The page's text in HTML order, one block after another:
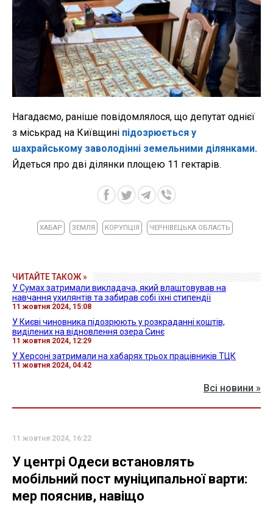
Нагадаємо, раніше повідомлялося, що депутат однієї
з міськрад на Київщині підозрюється у
шахрайському заволодінні земельними ділянками.
Йдеться про дві ділянки площею 11 гектарів.
ХАБАР ЗЕМЛЯ КОРУПЦІЯ ЧЕРНІВЕЦЬКА ОБЛАСТЬ
ЧИТАЙТЕ ТАКОЖ »
У Сумах затримали викладача, який влаштовував на
навчання ухилянтів та забирав собі їхні стипендії
11 жовтня 2024, 15:08
У Києві чиновника підозрюють у розкраданні коштів,
виділених на відновлення озера Синє
11 жовтня 2024, 12:29
У Херсоні затримали на хабарях трьох працівників ТЦК
11 жовтня 2024, 04:42
Всі новини »
11 жовтня 2024, 16:22
У центрі Одеси встановлять
мобільний пост муніципальної варти:
мер пояснив, навіщо